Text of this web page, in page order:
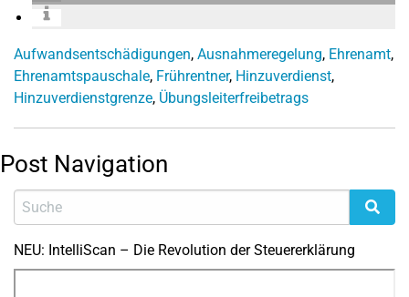
Aufwandsentschädigungen, Ausnahmeregelung, Ehrenamt,
Ehrenamtspauschale, Frührentner, Hinzuverdienst,
Hinzuverdienstgrenze, Übungsleiterfreibetrags
Post Navigation
NEU: IntelliScan – Die Revolution der Steuererklärung